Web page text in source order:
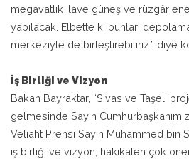
megavatlık ilave güneş ve rüzgâr
yapılacak. Elbette ki bunları
merkeziyle de birleştirebiliriz.” diye
İş Birliği ve Vizyon
Bakan Bayraktar, “Sivas ve Taşeli
gelmesinde Sayın
Veliaht Prensi Sayın Muhammed bin
iş birliği ve vizyon, hakikaten çok